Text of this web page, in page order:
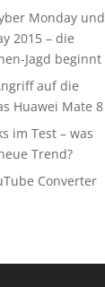
Monday und
2015 – die
Jagd beginnt
auf die
Huawei Mate 8
im Test – was
Trend?
Converter